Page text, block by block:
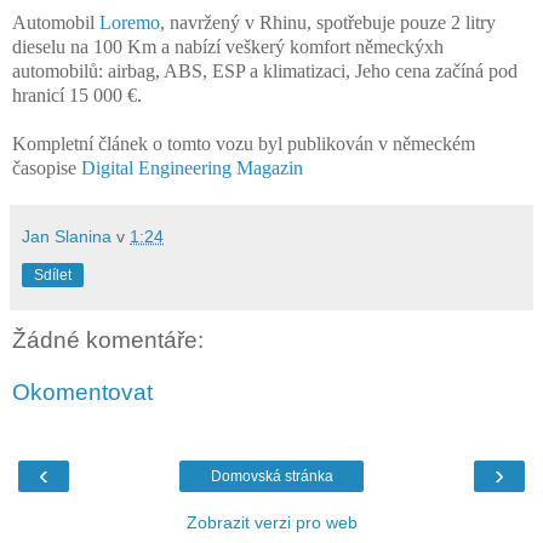
Automobil Loremo, navržený v Rhinu, spotřebuje pouze 2 litry
dieselu na 100 Km a nabízí veškerý komfort německýxh
automobilů: airbag, ABS, ESP a klimatizaci, Jeho cena začíná pod
hranicí 15 000 €.
Kompletní článek o tomto vozu byl publikován v německém
časopise Digital Engineering Magazin
Jan Slanina v 1:24
Sdílet
Žádné komentáře:
Okomentovat
‹ ›
Domovská stránka
Zobrazit verzi pro web